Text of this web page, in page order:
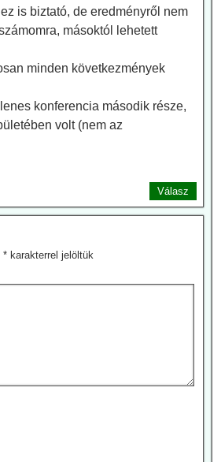
is biztató, de eredményről nem
másoktól lehetett
minden következmények
konferencia második része,
volt (nem az
Válasz
* karakterrel jelöltük